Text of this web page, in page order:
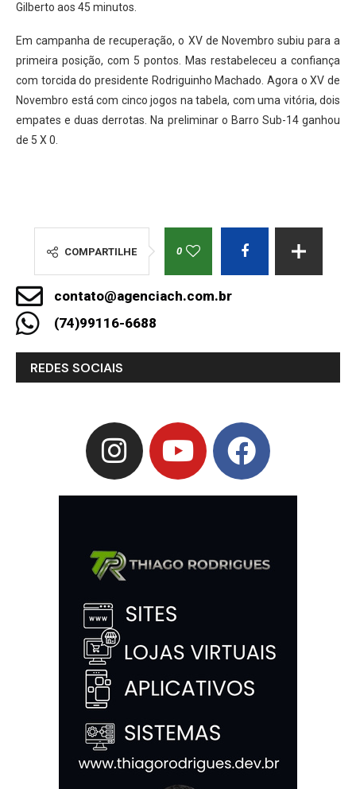
Gilberto aos 45 minutos.
Em campanha de recuperação, o XV de Novembro subiu para a
primeira posição, com 5 pontos. Mas restabeleceu a confiança
com torcida do presidente Rodriguinho Machado. Agora o XV de
Novembro está com cinco jogos na tabela, com uma vitória, dois
empates e duas derrotas. Na preliminar o Barro Sub-14 ganhou
de 5 X 0.
COMPARTILHE 0
contato@agenciach.com.br
(74)99116-6688
REDES SOCIAIS